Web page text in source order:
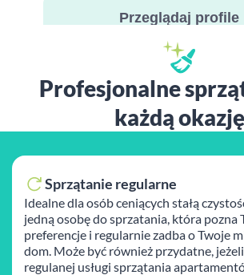
Przeglądaj profile
Profesjonalne
każdą okazję
Sprzątanie regularne
Idealne dla osób ceniących stałą
jedną osobę do sprzatania, która pozna
preferencje i regularnie zadba o Twoje
dom. Może być również przydatne,
regulanej usługi sprzątania